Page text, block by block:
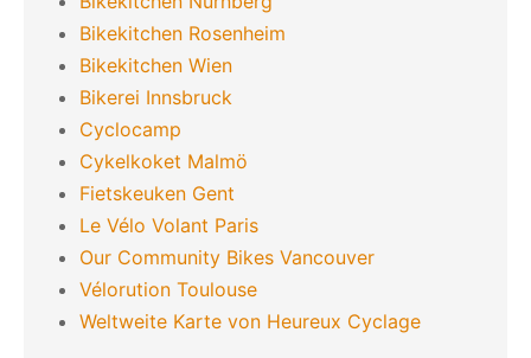
Bikekitchen Rosenheim
Bikekitchen Wien
Bikerei Innsbruck
Cyclocamp
Cykelkoket Malmö
Fietskeuken Gent
Le Vélo Volant Paris
Our Community Bikes Vancouver
Vélorution Toulouse
Weltweite Karte von Heureux Cyclage